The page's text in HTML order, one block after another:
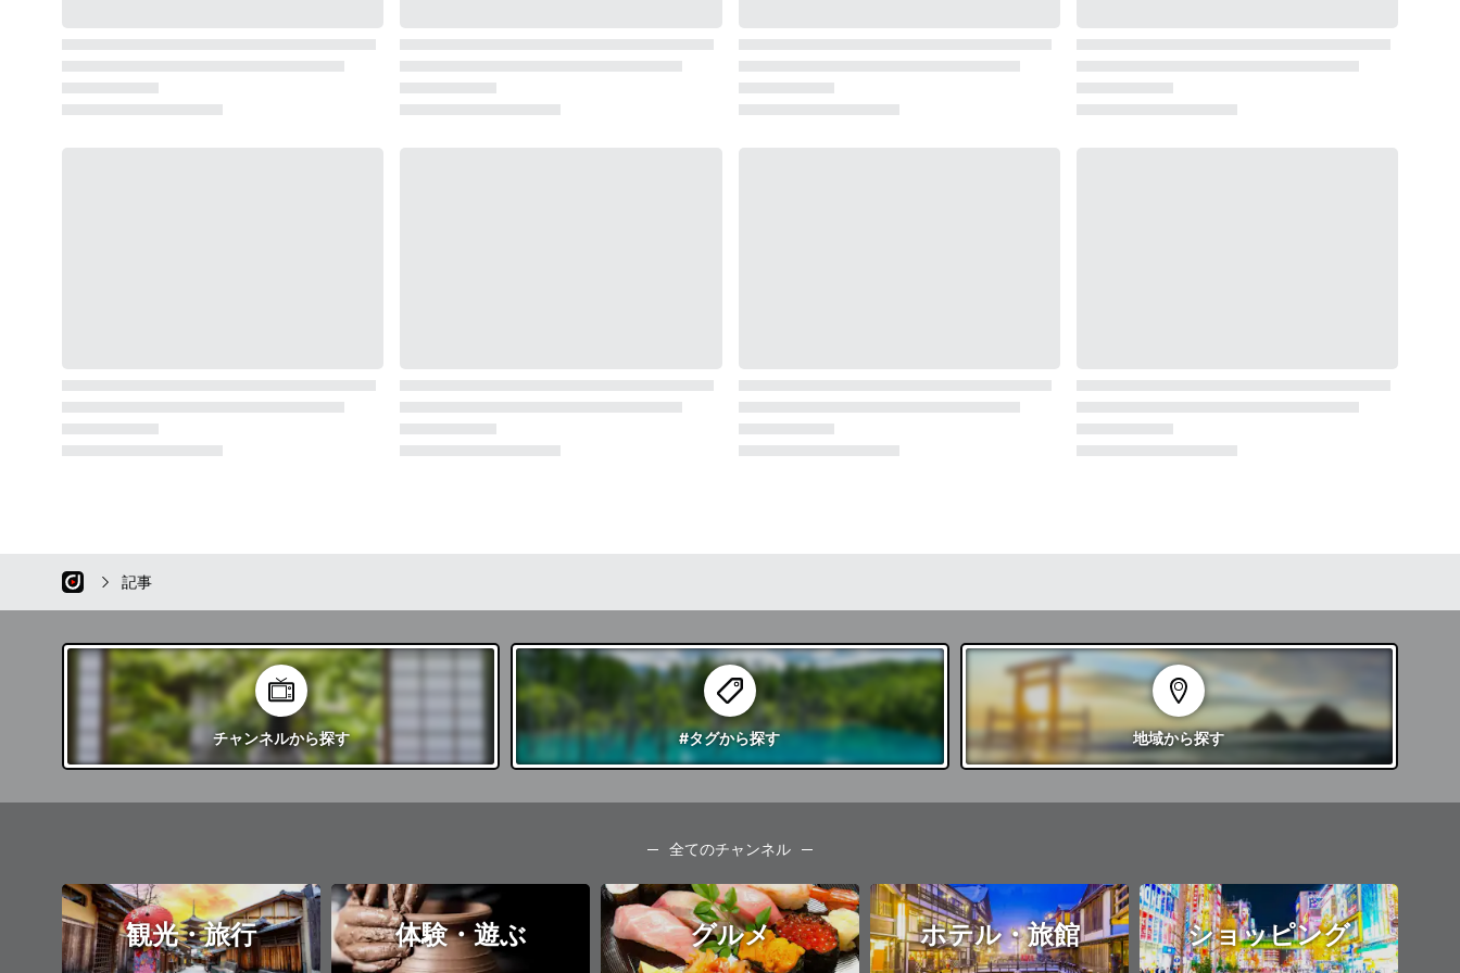
記事
チャンネルから探す #タグから探す 地域から探す
全てのチャンネル
観光・旅行 体験・遊ぶ グルメ ホテル・旅館 ショッピング